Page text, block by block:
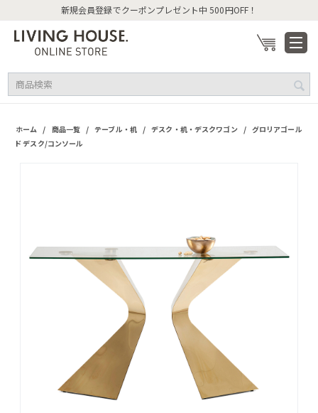
新規会員登録でクーポンプレゼント中 500円OFF！
ホーム / 商品一覧 / テーブル・机 / デスク・机・デスクワゴン / グロリアゴール
ド デスク/コンソール